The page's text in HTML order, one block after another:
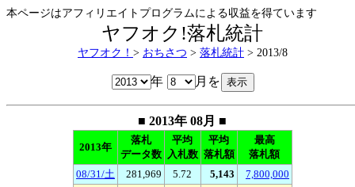
本ページはアフィリエイトプログラムによる収益を得ています
ヤフオク!落札統計
ヤフオク！ > おちさつ > 落札統計 > 2013/8
年 月を
■ 2013年 08月 ■
2013年
落札
データ数
平均
入札数
平均
落札額
最高
落札額
08/31/土
281,969 5.72 5,143
7,800,000